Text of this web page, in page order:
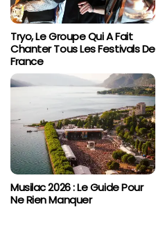
Tryo, Le Groupe Qui A Fait
Chanter Tous Les Festivals De
France
Musilac 2026 : Le Guide Pour
Ne Rien Manquer